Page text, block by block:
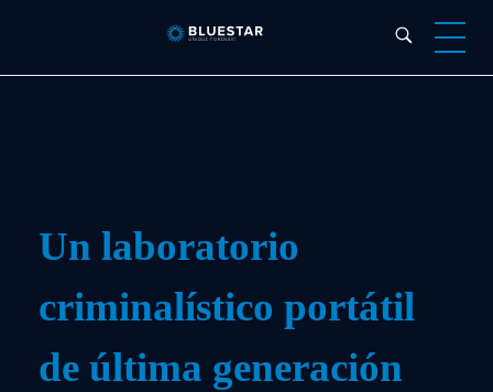
Un laboratorio
criminalístico portátil
de última generación